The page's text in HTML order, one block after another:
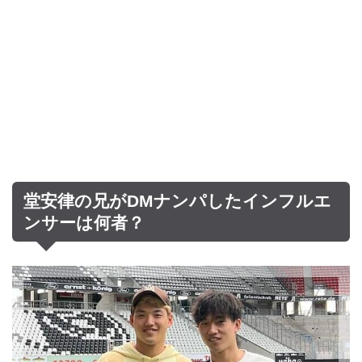
堂安律の兄がDMナンパしたインフルエ
ンサーは何者？